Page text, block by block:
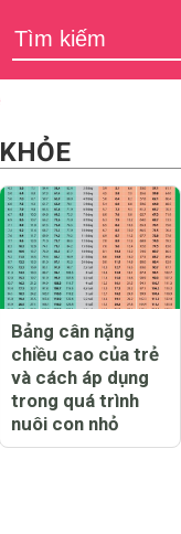
Bảng cân nặng
chiều cao của trẻ
và cách áp dụng
trong quá trình
nuôi con nhỏ